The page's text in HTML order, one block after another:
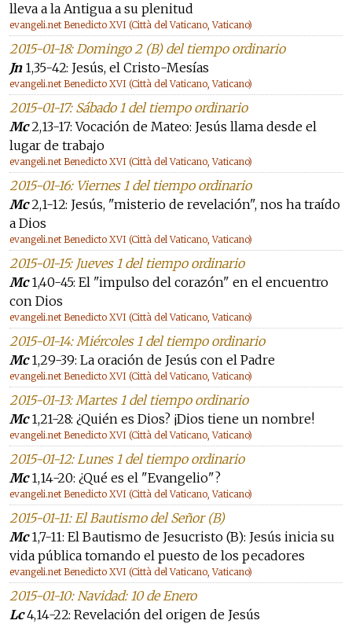
lleva a la Antigua a su plenitud
evangeli.net Benedicto XVI (Città del Vaticano, Vaticano)
2015-01-18: Domingo 2 (B) del tiempo ordinario
Jn1,35-42: Jesús, el Cristo-Mesías
evangeli.net Benedicto XVI (Città del Vaticano, Vaticano)
2015-01-17: Sábado 1 del tiempo ordinario
Mc2,13-17: Vocación de Mateo: Jesús llama desde el
lugar de trabajo
evangeli.net Benedicto XVI (Città del Vaticano, Vaticano)
2015-01-16: Viernes 1 del tiempo ordinario
Mc2,1-12: Jesús, "misterio de revelación", nos ha traído
a Dios
evangeli.net Benedicto XVI (Città del Vaticano, Vaticano)
2015-01-15: Jueves 1 del tiempo ordinario
Mc1,40-45: El "impulso del corazón" en el encuentro
con Dios
evangeli.net Benedicto XVI (Città del Vaticano, Vaticano)
2015-01-14: Miércoles 1 del tiempo ordinario
Mc1,29-39: La oración de Jesús con el Padre
evangeli.net Benedicto XVI (Città del Vaticano, Vaticano)
2015-01-13: Martes 1 del tiempo ordinario
Mc1,21-28: ¿Quién es Dios? ¡Dios tiene un nombre!
evangeli.net Benedicto XVI (Città del Vaticano, Vaticano)
2015-01-12: Lunes 1 del tiempo ordinario
Mc1,14-20: ¿Qué es el "Evangelio"?
evangeli.net Benedicto XVI (Città del Vaticano, Vaticano)
2015-01-11: El Bautismo del Señor (B)
Mc1,7-11: El Bautismo de Jesucristo (B): Jesús inicia su
vida pública tomando el puesto de los pecadores
evangeli.net Benedicto XVI (Città del Vaticano, Vaticano)
2015-01-10: Navidad: 10 de Enero
Lc4,14-22: Revelación del origen de Jesús